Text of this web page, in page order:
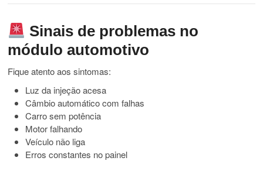
Sinais de problemas no
módulo automotivo
Fique atento aos sintomas:
Luz da injeção acesa
Câmbio automático com falhas
Carro sem potência
Motor falhando
Veículo não liga
Erros constantes no painel